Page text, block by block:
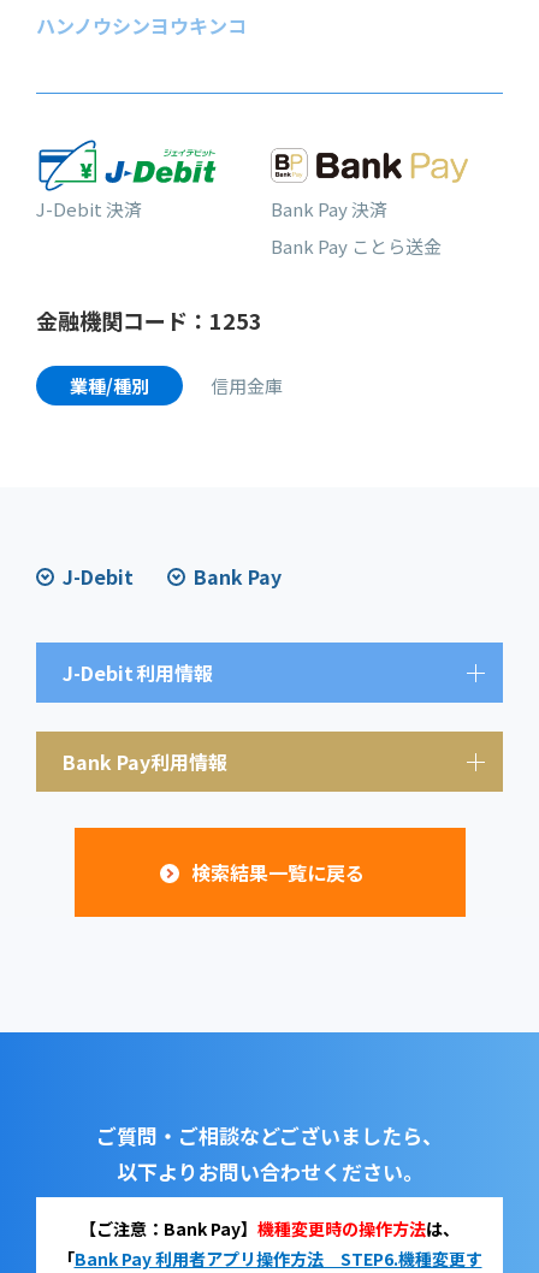
ハンノウシンヨウキンコ
J-Debit 決済
Bank Pay 決済
Bank Pay ことら送金
金融機関コード：1253
業種/種別 信用金庫
J-Debit Bank Pay
J-Debit利用情報
Bank Pay利用情報
検索結果一覧に戻る
ご質問・ご相談などございましたら、
以下よりお問い合わせください。
【ご注意：Bank Pay】 機種変更時の操作方法は、
「Bank Pay 利用者アプリ操作方法 STEP6.機種変更す